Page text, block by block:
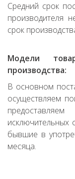
Средний срок
производителя
срок
Модели
производства:
В основном
осуществляем
исключительных
бывшие в
месяца.